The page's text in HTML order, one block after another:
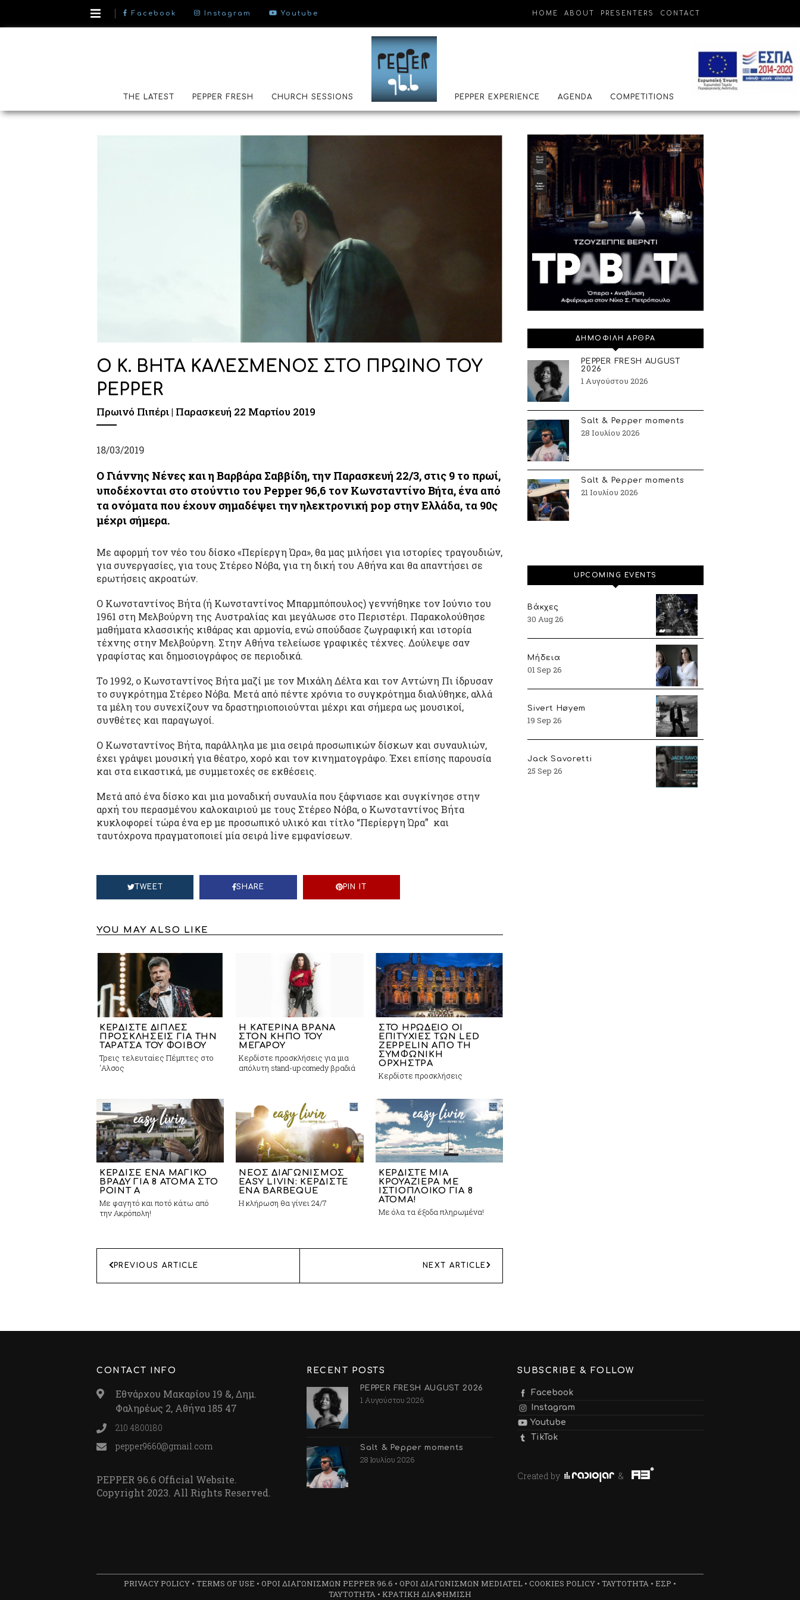
Facebook Instagram Youtube HOME ABOUT PRESENTERS CONTACT
THE LATEST PEPPER FRESH CHURCH SESSIONS PEPPER EXPERIENCE AGENDA COMPETITIONS
O Κ. ΒΗΤΑ ΚΑΛΕΣΜΕΝΟΣ ΣΤΟ ΠΡΩΙΝΟ ΤΟΥ
PEPPER
Πρωινό Πιπέρι | Παρασκευή 22 Μαρτίου 2019
18/03/2019
Ο Γιάννης Νένες και η Βαρβάρα Σαββίδη, την Παρασκευή 22/3, στις 9 το πρωί,
υποδέχονται στο στούντιο του Pepper 96,6 τον Κωνσταντίνο Βήτα, ένα από
τα ονόματα που έχουν σημαδέψει την ηλεκτρονική pop στην Ελλάδα, τα 90ς
μέχρι σήμερα.
Με αφορμή τον νέο του δίσκο «Περίεργη Ώρα», θα μας μιλήσει για ιστορίες τραγουδιών,
για συνεργασίες, για τους Στέρεο Νόβα, για τη δική του Αθήνα και θα απαντήσει σε
ερωτήσεις ακροατών.
Ο Κωνσταντίνος Βήτα (ή Κωνσταντίνος Μπαρμπόπουλος) γεννήθηκε τον Ιούνιο του
1961 στη Μελβούρνη της Αυστραλίας και μεγάλωσε στο Περιστέρι. Παρακολούθησε
μαθήματα κλασσικής κιθάρας και αρμονία, ενώ σπούδασε ζωγραφική και ιστορία
τέχνης στην Μελβούρνη. Στην Αθήνα τελείωσε γραφικές τέχνες. Δούλεψε σαν
γραφίστας και δημοσιογράφος σε περιοδικά.
Το 1992, ο Κωνσταντίνος Βήτα μαζί με τον Μιχάλη Δέλτα και τον Αντώνη Πι ίδρυσαν
το συγκρότημα Στέρεο Νόβα. Μετά από πέντε χρόνια το συγκρότημα διαλύθηκε, αλλά
τα μέλη του συνεχίζουν να δραστηριοποιούνται μέχρι και σήμερα ως μουσικοί,
συνθέτες και παραγωγοί.
Ο Κωνσταντίνος Βήτα, παράλληλα με μια σειρά προσωπικών δίσκων και συναυλιών,
έχει γράψει μουσική για θέατρο, χορό και τον κινηματογράφο. Έχει επίσης παρουσία
και στα εικαστικά, με συμμετοχές σε εκθέσεις.
Μετά από ένα δίσκο και μια μοναδική συναυλία που ξάφνιασε και συγκίνησε στην
αρχή του περασμένου καλοκαιριού με τους Στέρεο Νόβα, ο Κωνσταντίνος Βήτα
κυκλοφορεί τώρα ένα ep με προσωπικό υλικό και τίτλο “Περίεργη Ώρα” και
ταυτόχρονα πραγματοποιεί μία σειρά live εμφανίσεων.
TWEET SHARE PIN IT
YOU MAY ALSO LIKE
ΚΕΡΔΙΣΤΕ ΔΙΠΛΕΣ
ΠΡΟΣΚΛΗΣΕΙΣ ΓΙΑ ΤΗΝ
ΤΑΡΑΤΣΑ ΤΟΥ ΦΟΙΒΟΥ
Τρεις τελευταίες Πέμπτες στο
'Αλσος
Η ΚΑΤΕΡΙΝΑ ΒΡΑΝΑ
ΣΤΟΝ ΚΗΠΟ ΤΟΥ
ΜΕΓΑΡΟΥ
Κερδίστε προσκλήσεις για μια
απόλυτη stand-up comedy βραδιά
ΣΤΟ ΗΡΩΔΕΙΟ ΟΙ
ΕΠΙΤΥΧΙΕΣ ΤΩΝ LED
ZEPPELIN ΑΠΟ ΤΗ
ΣΥΜΦΩΝΙΚΗ
ΟΡΧΗΣΤΡΑ
Κερδίστε προσκλήσεις
ΚΕΡΔΙΣΕ ΕΝΑ ΜΑΓΙΚΟ
ΒΡΑΔΥ ΓΙΑ 8 ΑΤΟΜΑ ΣΤΟ
POINT A
Με φαγητό και ποτό κάτω από
την Ακρόπολη!
ΝΕΟΣ ΔΙΑΓΩΝΙΣΜΟΣ
EASY LIVIN: ΚΕΡΔΙΣΤΕ
ΕΝΑ BARBEQUE
Η κλήρωση θα γίνει 24/7
ΚΕΡΔΙΣΤΕ ΜΙΑ
ΚΡΟΥΑΖΙΕΡΑ ΜΕ
ΙΣΤΙΟΠΛΟΙΚΟ ΓΙΑ 8
ΑΤΟΜΑ!
Με όλα τα έξοδα πληρωμένα!
ΑΡΘΡΩΝ
NEXT ARTICLE
PREVIOUS ARTICLE
ΔΗΜΟΦΙΛΗ ΑΡΘΡΑ
PEPPER FRESH AUGUST
2026
1 Αυγούστου 2026
Salt & Pepper moments
28 Ιουλίου 2026
Salt & Pepper moments
21 Ιουλίου 2026
UPCOMING EVENTS
Βάκχες
30 Aug 26
Μήδεια
01 Sep 26
Sivert Høyem
19 Sep 26
Jack Savoretti
25 Sep 26
CONTACT INFO
Εθνάρχου Μακαρίου 19 &, Δημ.
Φαληρέως 2, Αθήνα 185 47
210 4800180
pepper9660@gmail.com
PEPPER 96.6 Official Website.
Copyright 2023. All Rights Reserved.
RECENT POSTS
PEPPER FRESH AUGUST 2026
1 Αυγούστου 2026
Salt & Pepper moments
28 Ιουλίου 2026
SUBSCRIBE & FOLLOW
Facebook
Instagram
Youtube
TikTok
Created by &
PRIVACY POLICY • TERMS OF USE • ΟΡΟΙ ΔΙΑΓΩΝΙΣΜΩΝ PEPPER 96.6 • ΟΡΟΙ ΔΙΑΓΩΝΙΣΜΩΝ MEDIATEL • COOKIES POLICY • ΤΑΥΤΟΤΗΤΑ • ΕΣΡ •
ΤΑΥΤΟΤΗΤΑ • ΚΡΑΤΙΚΗ ΔΙΑΦΗΜΙΣΗ